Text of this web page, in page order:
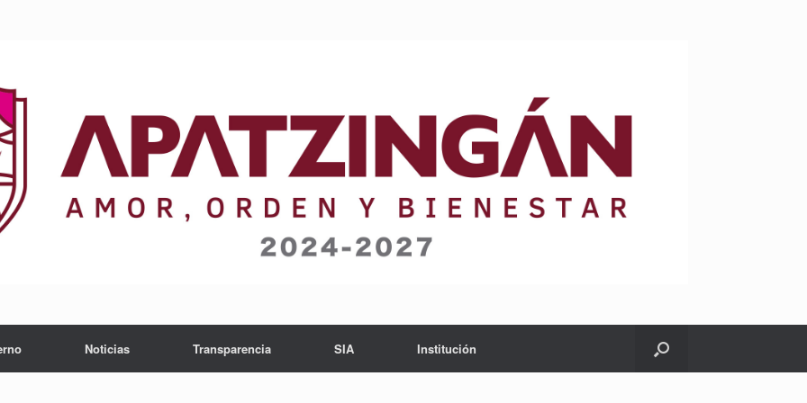
Noticias Transparencia SIA Institución